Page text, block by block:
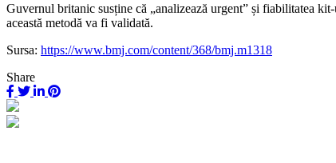
Guvernul britanic susține că „analizează urgent” și fiabilitatea
această metodă va fi validată.
Sursa: https://www.bmj.com/content/368/bmj.m1318
Share